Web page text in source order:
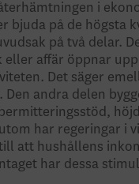
i
bjuda på de högsta
på två delar.
eller affär öppnar
Det säger
Den andra delen
har regeringar i
att hushållens
har dessa